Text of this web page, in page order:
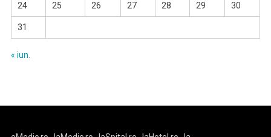
24 25 26 27 28 29 30
31
« iun.